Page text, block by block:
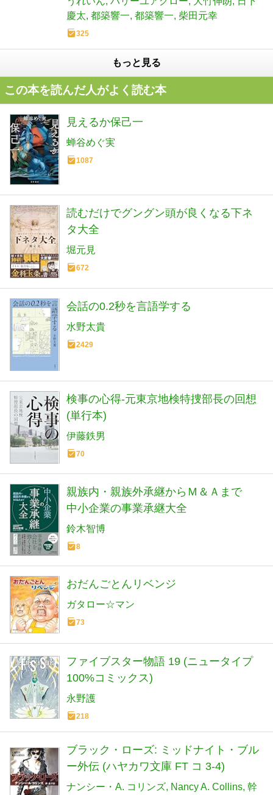
慶太 都築響一 都築響一 柴田元幸
325
もっと見る
この本を読んだ人がよく読む本
見えるか保己一
蝉谷めぐ実
1087
読むだけでグングン頭が良くなる下ネ
タ大全
堀元見
672
会話の0.2秒を言語学する
水野太貴
2429
検事の心得-元東京地検特捜部長の回想
(単行本)
伊藤鉄男
70
親族内・親族外承継からＭ＆Ａまで
中小企業の事業承継大全
鈴木智博
8
おだんごとんリベンジ
ガタロー☆マン
73
ファイブスター物語 19 (ニュータイプ
100%コミックス)
永野護
218
ブラック・ローズ: ミッドナイト・ブル
ー外伝 (ハヤカワ文庫 FT コ 3-4)
ナンシー・A. コリンズ Nancy A. Collins 幹